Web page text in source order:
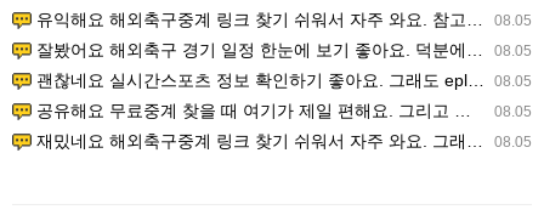
08.05
유익해요 해외축구중계 링크 찾기 쉬워서 자주 와요. 참고로 무료스포츠중계 정보 확인할 때 출처 꼭 체크해요.…
08.05
잘봤어요 해외축구 경기 일정 한눈에 보기 좋아요. 덕분에 epl중계 볼 때 공식 중계 채널 먼저 찾아봐요. …
08.05
괜찮네요 실시간스포츠 정보 확인하기 좋아요. 그래도 epl중계 볼 때 공식 중계 채널 먼저 찾아봐요. 북마크…
08.05
공유해요 무료중계 찾을 때 여기가 제일 편해요. 그리고 무료스포츠중계 정보 확인할 때 출처 꼭 체크해요. 앞…
08.05
재밌네요 해외축구중계 링크 찾기 쉬워서 자주 와요. 그래서 해외축구중계도 정식 서비스로 봐야 안전해요. 다음…